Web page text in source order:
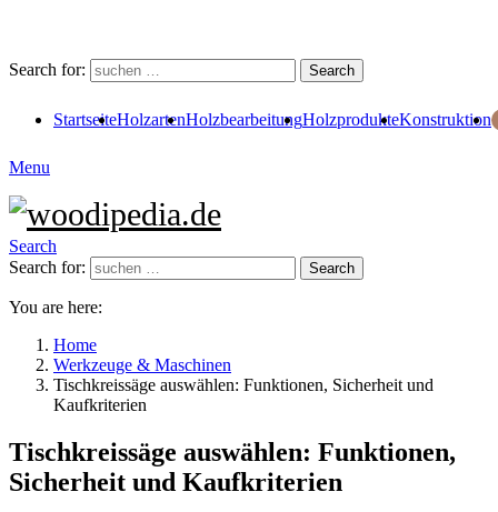
Search for: Search
StartseiteHolzartenHolzbearbeitungHolzprodukteKonstruktion
Menu
Search
Search for:
Search
You are here:
Home
Werkzeuge & Maschinen
Tischkreissäge auswählen: Funktionen, Sicherheit und
Kaufkriterien
Tischkreissäge auswählen: Funktionen,
Sicherheit und Kaufkriterien